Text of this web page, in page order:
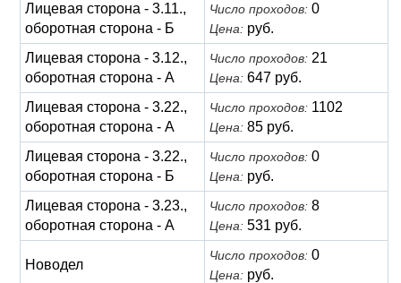
Лицевая сторона - 3.11.,
оборотная сторона - Б
Число проходов: 0
Цена: руб.
Лицевая сторона - 3.12.,
оборотная сторона - А
Число проходов: 21
Цена: 647 руб.
Лицевая сторона - 3.22.,
оборотная сторона - А
Число проходов: 1102
Цена: 85 руб.
Лицевая сторона - 3.22.,
оборотная сторона - Б
Число проходов: 0
Цена: руб.
Лицевая сторона - 3.23.,
оборотная сторона - А
Число проходов: 8
Цена: 531 руб.
Новодел
Число проходов: 0
Цена: руб.